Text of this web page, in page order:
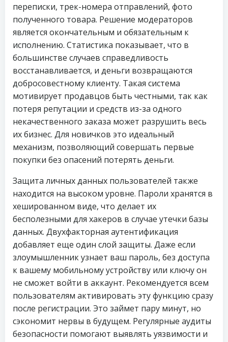
переписки, трек-номера отправлений, фото
полученного товара. Решение модераторов
является окончательным и обязательным к
исполнению. Статистика показывает, что в
большинстве случаев справедливость
восстанавливается, и деньги возвращаются
добросовестному клиенту. Такая система
мотивирует продавцов быть честными, так как
потеря репутации и средств из-за одного
некачественного заказа может разрушить весь
их бизнес. Для новичков это идеальный
механизм, позволяющий совершать первые
покупки без опасений потерять деньги.
Защита личных данных пользователей также
находится на высоком уровне. Пароли хранятся в
хешированном виде, что делает их
бесполезными для хакеров в случае утечки базы
данных. Двухфакторная аутентификация
добавляет еще один слой защиты. Даже если
злоумышленник узнает ваш пароль, без доступа
к вашему мобильному устройству или ключу он
не сможет войти в аккаунт. Рекомендуется всем
пользователям активировать эту функцию сразу
после регистрации. Это займет пару минут, но
сэкономит нервы в будущем. Регулярные аудиты
безопасности помогают выявлять уязвимости и